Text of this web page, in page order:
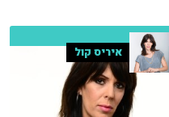
איריס קול